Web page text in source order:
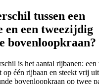
tussen een
een tweezijdig
bovenloopkraan?
is het aantal rijbanen:
één rijbaan en steekt vrij
bovenloopkraan op twee